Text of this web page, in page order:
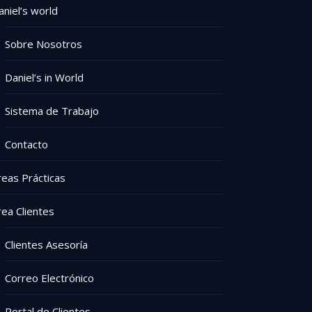
world
Sobre Nosotros
Daniel’s in World
Sistema de Trabajo
Contacto
Prácticas
Clientes
Clientes Asesoría
Correo Electrónico